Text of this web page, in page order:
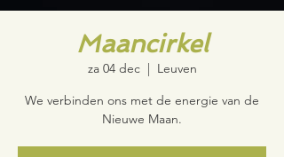
Maancirkel
za 04 dec
  |
Leuven
We verbinden ons met de energie van de
Nieuwe Maan.